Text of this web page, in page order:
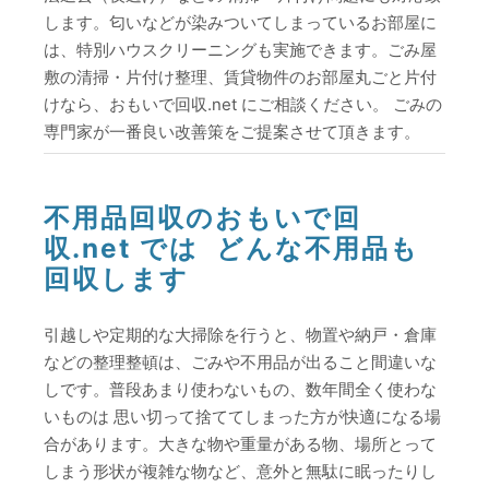
します。匂いなどが染みついてしまっているお部屋に
は、特別ハウスクリーニングも実施できます。ごみ屋
敷の清掃・片付け整理、賃貸物件のお部屋丸ごと片付
けなら、おもいで回収.net にご相談ください。 ごみの
専門家が一番良い改善策をご提案させて頂きます。
不用品回収のおもいで回
収.net では どんな不用品も
回収します
引越しや定期的な大掃除を行うと、物置や納戸・倉庫
などの整理整頓は、ごみや不用品が出ること間違いな
しです。普段あまり使わないもの、数年間全く使わな
いものは 思い切って捨ててしまった方が快適になる場
合があります。大きな物や重量がある物、場所とって
しまう形状が複雑な物など、意外と無駄に眠ったりし